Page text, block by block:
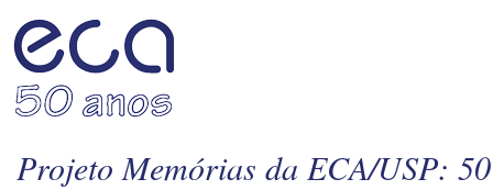
Projeto Memórias da ECA/USP: 50